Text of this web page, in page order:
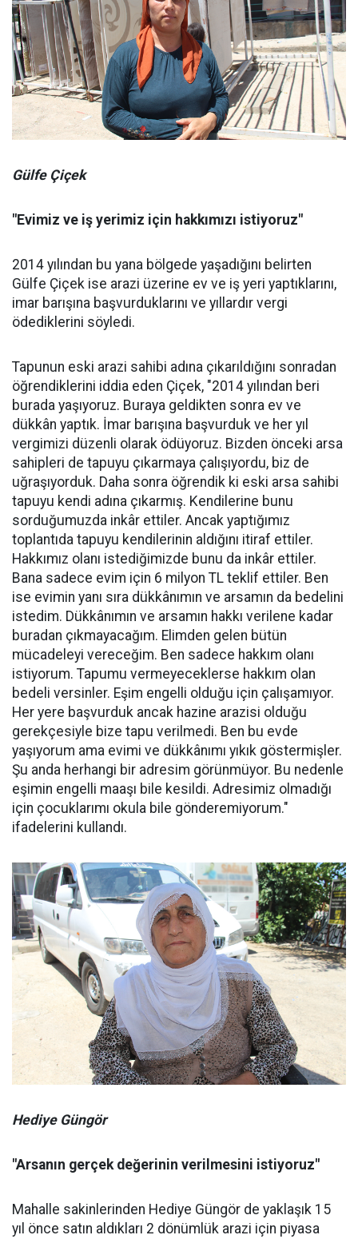
Gülfe Çiçek
"Evimiz ve iş yerimiz için hakkımızı istiyoruz"
2014 yılından bu yana bölgede yaşadığını belirten
Gülfe Çiçek ise arazi üzerine ev ve iş yeri yaptıklarını,
imar barışına başvurduklarını ve yıllardır vergi
ödediklerini söyledi.
Tapunun eski arazi sahibi adına çıkarıldığını sonradan
öğrendiklerini iddia eden Çiçek, "2014 yılından beri
burada yaşıyoruz. Buraya geldikten sonra ev ve
dükkân yaptık. İmar barışına başvurduk ve her yıl
vergimizi düzenli olarak ödüyoruz. Bizden önceki arsa
sahipleri de tapuyu çıkarmaya çalışıyordu, biz de
uğraşıyorduk. Daha sonra öğrendik ki eski arsa sahibi
tapuyu kendi adına çıkarmış. Kendilerine bunu
sorduğumuzda inkâr ettiler. Ancak yaptığımız
toplantıda tapuyu kendilerinin aldığını itiraf ettiler.
Hakkımız olanı istediğimizde bunu da inkâr ettiler.
Bana sadece evim için 6 milyon TL teklif ettiler. Ben
ise evimin yanı sıra dükkânımın ve arsamın da bedelini
istedim. Dükkânımın ve arsamın hakkı verilene kadar
buradan çıkmayacağım. Elimden gelen bütün
mücadeleyi vereceğim. Ben sadece hakkım olanı
istiyorum. Tapumu vermeyeceklerse hakkım olan
bedeli versinler. Eşim engelli olduğu için çalışamıyor.
Her yere başvurduk ancak hazine arazisi olduğu
gerekçesiyle bize tapu verilmedi. Ben bu evde
yaşıyorum ama evimi ve dükkânımı yıkık göstermişler.
Şu anda herhangi bir adresim görünmüyor. Bu nedenle
eşimin engelli maaşı bile kesildi. Adresimiz olmadığı
için çocuklarımı okula bile gönderemiyorum."
ifadelerini kullandı.
Hediye Güngör
"Arsanın gerçek değerinin verilmesini istiyoruz"
Mahalle sakinlerinden Hediye Güngör de yaklaşık 15
yıl önce satın aldıkları 2 dönümlük arazi için piyasa